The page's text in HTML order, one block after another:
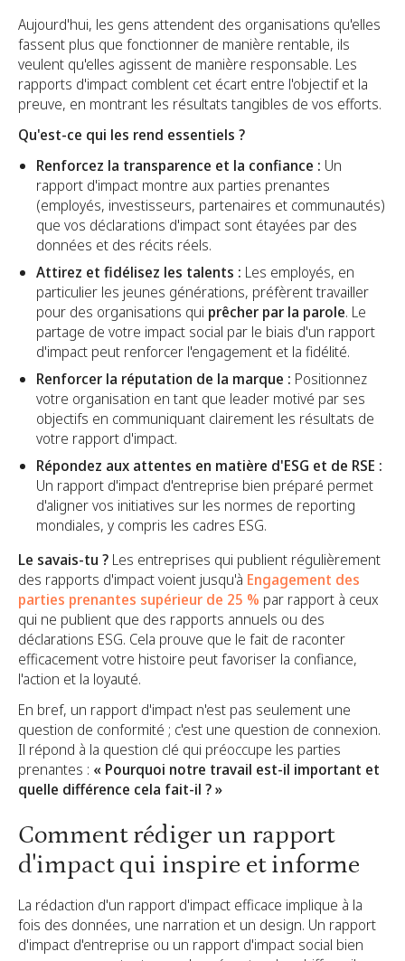
Aujourd'hui, les gens attendent des organisations qu'elles
fassent plus que fonctionner de manière rentable, ils
veulent qu'elles agissent de manière responsable. Les
rapports d'impact comblent cet écart entre l'objectif et la
preuve, en montrant les résultats tangibles de vos efforts.
Qu'est-ce qui les rend essentiels ?
Renforcez la transparence et la confiance : Un
rapport d'impact montre aux parties prenantes
(employés, investisseurs, partenaires et communautés)
que vos déclarations d'impact sont étayées par des
données et des récits réels.
Attirez et fidélisez les talents : Les employés, en
particulier les jeunes générations, préfèrent travailler
pour des organisations qui prêcher par la parole. Le
partage de votre impact social par le biais d'un rapport
d'impact peut renforcer l'engagement et la fidélité.
Renforcer la réputation de la marque : Positionnez
votre organisation en tant que leader motivé par ses
objectifs en communiquant clairement les résultats de
votre rapport d'impact.
Répondez aux attentes en matière d'ESG et de RSE :
Un rapport d'impact d'entreprise bien préparé permet
d'aligner vos initiatives sur les normes de reporting
mondiales, y compris les cadres ESG.
Le savais-tu ? Les entreprises qui publient régulièrement
des rapports d'impact voient jusqu'à Engagement des
parties prenantes supérieur de 25 % par rapport à ceux
qui ne publient que des rapports annuels ou des
déclarations ESG. Cela prouve que le fait de raconter
efficacement votre histoire peut favoriser la confiance,
l'action et la loyauté.
En bref, un rapport d'impact n'est pas seulement une
question de conformité ; c'est une question de connexion.
Il répond à la question clé qui préoccupe les parties
prenantes : « Pourquoi notre travail est-il important et
quelle différence cela fait-il ? »
Comment rédiger un rapport
d'impact qui inspire et informe
La rédaction d'un rapport d'impact efficace implique à la
fois des données, une narration et un design. Un rapport
d'impact d'entreprise ou un rapport d'impact social bien